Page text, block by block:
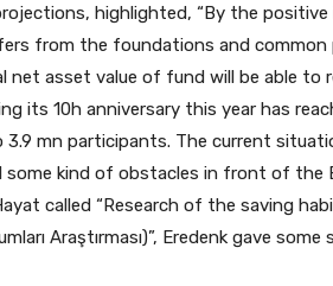
highlighted, “By the positive
from the foundations and common
net asset value of fund will be able to
its 10h anniversary this year has
3.9 mn participants. The current
some kind of obstacles in front of the
called “Research of the saving
Araştırması)”, Eredenk gave